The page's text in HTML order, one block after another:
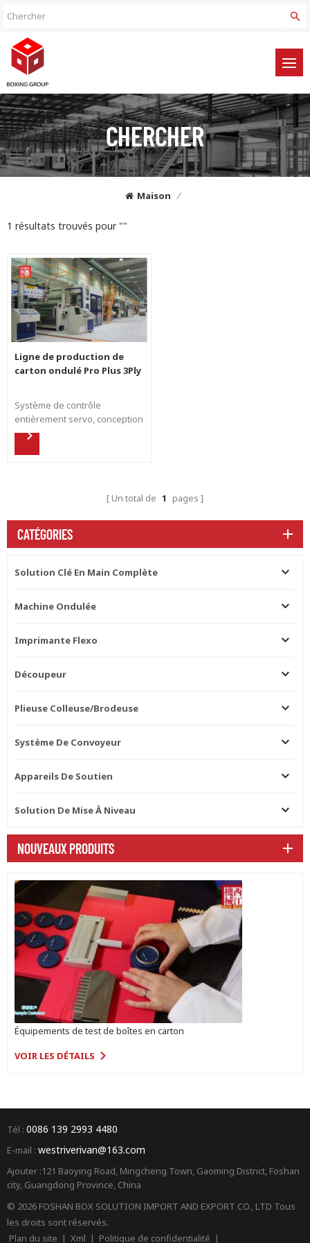
CHERCHER
Maison /
1 résultats trouvés pour ""
Ligne de production de
carton ondulé Pro Plus 3Ply
Système de contrôle
entièrement servo, conception
de ligne ondulée intelligente.
E, F, G, N peut être une option.
700000 m2 en 24 heures.
Gestion numérique de la
Un total de 1 pages
CATÉGORIES
Solution Clé En Main Complète
Machine Ondulée
Imprimante Flexo
Découpeur
Plieuse Colleuse/brodeuse
Système De Convoyeur
Appareils De Soutien
Solution De Mise À Niveau
NOUVEAUX PRODUITS
Équipements de test de boîtes en carton
VOIR LES DÉTAILS
Tél : 0086 139 2993 4480
E-mail : westriverivan@163.com
Ajouter :121 Baoying Road, Mingcheng Town, Gaoming District, Foshan
city, Guangdong Province, China
© 2026 FOSHAN BOX SOLUTION IMPORT AND EXPORT CO., LTD Tous
les droits sont réservés.
Plan du site | Xml | Politique de confidentialité |